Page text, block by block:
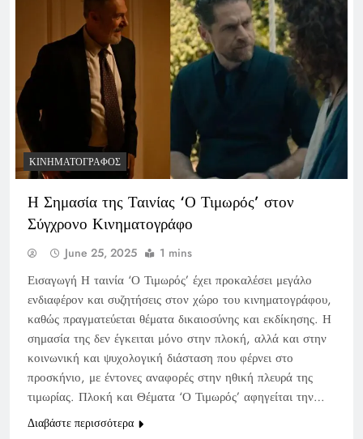
ΚΙΝΗΜΑΤΟΓΡΆΦΟΣ
Η Σημασία της Ταινίας ‘Ο Τιμωρός’ στον
Σύγχρονο Κινηματογράφο
June 25, 2025 1 mins
Εισαγωγή Η ταινία ‘Ο Τιμωρός’ έχει προκαλέσει μεγάλο
ενδιαφέρον και συζητήσεις στον χώρο του κινηματογράφου,
καθώς πραγματεύεται θέματα δικαιοσύνης και εκδίκησης. Η
σημασία της δεν έγκειται μόνο στην πλοκή, αλλά και στην
κοινωνική και ψυχολογική διάσταση που φέρνει στο
προσκήνιο, με έντονες αναφορές στην ηθική πλευρά της
τιμωρίας. Πλοκή και Θέματα ‘Ο Τιμωρός’ αφηγείται την…
Διαβάστε περισσότερα